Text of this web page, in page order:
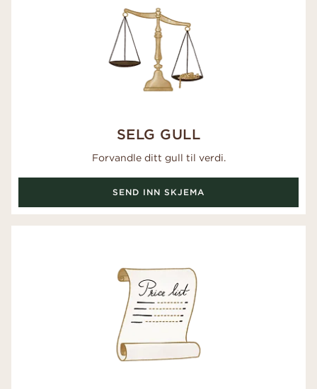
SELG GULL
Forvandle ditt gull til verdi.
SEND INN SKJEMA